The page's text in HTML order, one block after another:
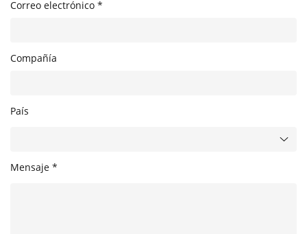
Correo electrónico *
Compañía
País
Mensaje *